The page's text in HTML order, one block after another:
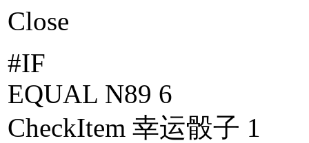
Close
#IF
EQUAL N89 6
CheckItem 幸运骰子 1